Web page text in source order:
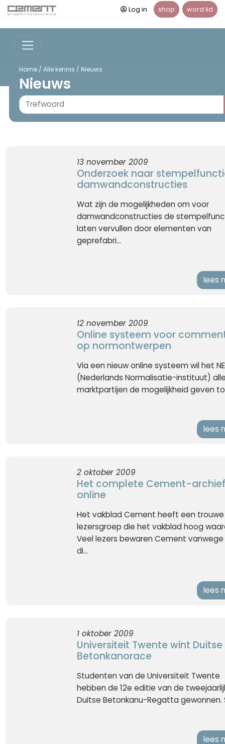
Log in shop word lid
Home / Alle kennis / Nieuws
Nieuws
13 november 2009
Onderzoek naar
damwandconstructies
Wat zijn de mogelijkheden om voor
damwandconstructies de
laten vervullen door elementen van
geprefabri...
lees
12 november 2009
Online systeem voor
op normontwerpen
Via een nieuw online systeem wil het
(Nederlands Normalisatie-instituut)
marktpartijen de mogelijkheid geven
lees
2 oktober 2009
Het complete Cement-archief
online
Het vakblad Cement heeft een trouwe
lezersgroep die het vakblad hoog
Veel lezers bewaren Cement
di...
lees
1 oktober 2009
Universiteit Twente wint Duitse
Betonkanorace
Studenten van de Universiteit Twente
hebben de 12e editie van de
Duitse Betonkanu-Regatta gewonnen.
lees